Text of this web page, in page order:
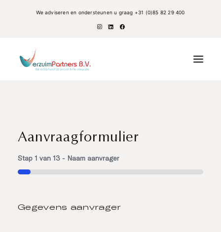
We adviseren en ondersteunen u graag +31 (0)85 82 29 400
Re-integratie
Aanvraagformulier
Stap 1 van 13 - Naam aanvrager
7%
Gegevens aanvrager